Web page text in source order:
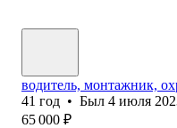
водитель, монтажник,
41 год • Был 4 июля
65 000 ₽